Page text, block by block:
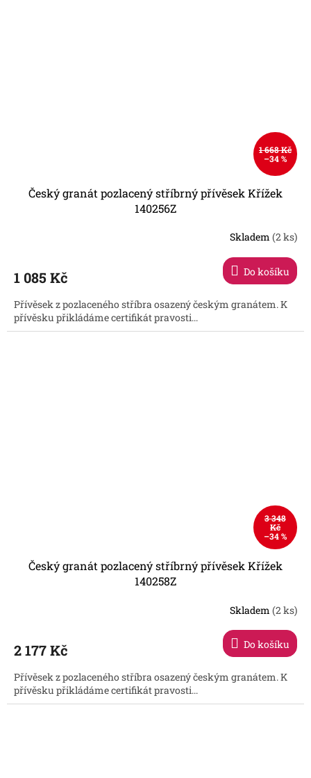
1 668 Kč
–34 %
Český granát pozlacený stříbrný přívěsek Křížek
140256Z
Skladem (2 ks)
1 085 Kč Do košíku
Přívěsek z pozlaceného stříbra osazený českým granátem. K
přívěsku přikládáme certifikát pravosti...
3 348
Kč
–34 %
Český granát pozlacený stříbrný přívěsek Křížek
140258Z
Skladem (2 ks)
2 177 Kč Do košíku
Přívěsek z pozlaceného stříbra osazený českým granátem. K
přívěsku přikládáme certifikát pravosti...